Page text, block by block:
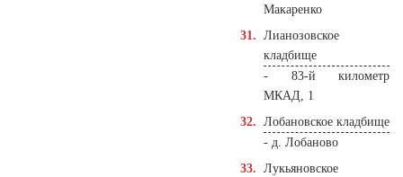
Макаренко
Лианозовское
кладбище
- 83-й километр
МКАД, 1
Лобановское кладбище
- д. Лобаново
Лукьяновское